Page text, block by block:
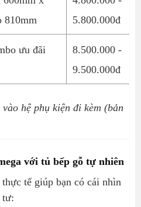
810mm
5.800.000đ
ưu đãi
8.500.000 -
9.500.000đ
hệ phụ kiện đi kèm (bản
với tủ bếp gỗ tự nhiên
tế giúp bạn có cái nhìn
tư: